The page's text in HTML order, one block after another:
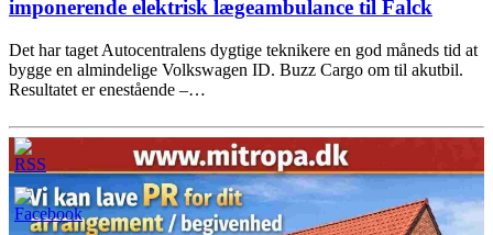
imponerende elektrisk lægeambulance til Falck
Det har taget Autocentralens dygtige teknikere en god måneds tid at
bygge en almindelige Volkswagen ID. Buzz Cargo om til akutbil.
Resultatet er enestående –…